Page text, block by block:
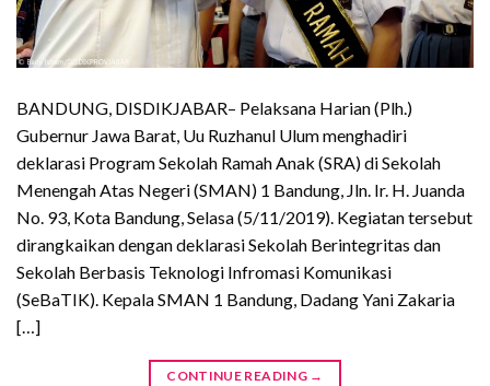
BANDUNG, DISDIKJABAR– Pelaksana Harian (Plh.)
Gubernur Jawa Barat, Uu Ruzhanul Ulum menghadiri
deklarasi Program Sekolah Ramah Anak (SRA) di Sekolah
Menengah Atas Negeri (SMAN) 1 Bandung, Jln. Ir. H. Juanda
No. 93, Kota Bandung, Selasa (5/11/2019). Kegiatan tersebut
dirangkaikan dengan deklarasi Sekolah Berintegritas dan
Sekolah Berbasis Teknologi Infromasi Komunikasi
(SeBaTIK). Kepala SMAN 1 Bandung, Dadang Yani Zakaria
[…]
CONTINUE READING →